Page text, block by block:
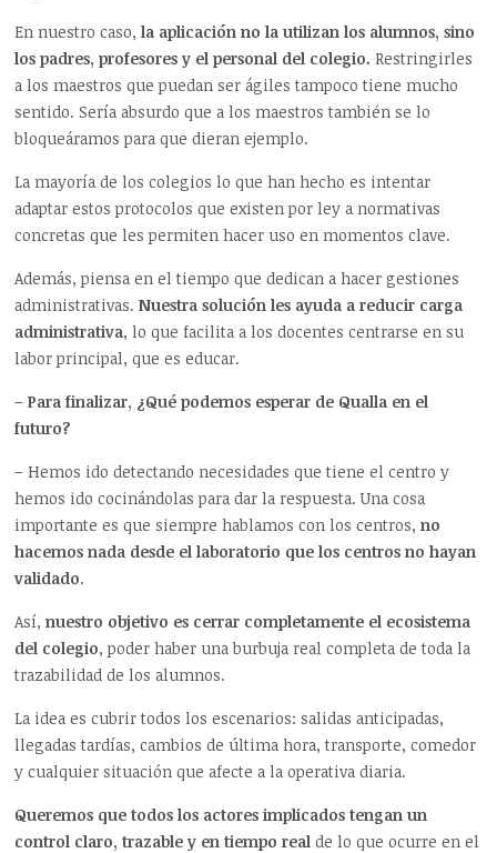
En nuestro caso,la aplicación no la utilizan los alumnos, sino
los padres, profesores y el personal del colegio. Restringirles
a los maestros que puedan ser ágiles tampoco tiene mucho
sentido. Sería absurdo que a los maestros también se lo
bloqueáramos para que dieran ejemplo.
La mayoría de los colegios lo que han hecho es intentar
adaptar estos protocolos que existen por ley a normativas
concretas que les permiten hacer uso en momentos clave.
Además, piensa en el tiempo que dedican a hacer gestiones
administrativas.Nuestra solución les ayuda a reducir carga
administrativa, lo que facilita a los docentes centrarse en su
labor principal, que es educar.
– Para finalizar, ¿Qué podemos esperar de Qualla en el
futuro?
– Hemos ido detectando necesidades que tiene el centro y
hemos ido cocinándolas para dar la respuesta. Una cosa
importante es que siempre hablamos con los centros,no
hacemos nada desde el laboratorio que los centros no hayan
validado.
Así,nuestro objetivo es cerrar completamente el ecosistema
del colegio, poder haber una burbuja real completa de toda la
trazabilidad de los alumnos.
La idea es cubrir todos los escenarios: salidas anticipadas,
llegadas tardías, cambios de última hora, transporte, comedor
y cualquier situación que afecte a la operativa diaria.
Queremos que todos los actores implicados tengan un
control claro, trazable y en tiempo real de lo que ocurre en el